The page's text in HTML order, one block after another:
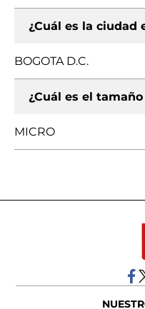
¿Cuál es la ciudad
BOGOTA D.C.
¿Cuál es el
MICRO